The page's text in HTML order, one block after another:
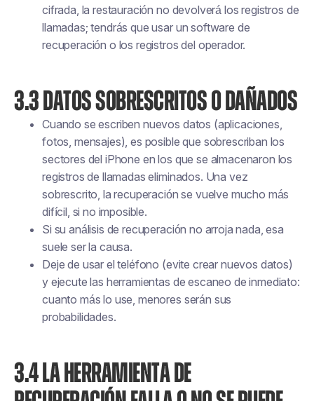
cifrada, la restauración no devolverá los registros de
llamadas; tendrás que usar un software de
recuperación o los registros del operador.
3.3 DATOS SOBRESCRITOS O DAÑADOS
Cuando se escriben nuevos datos (aplicaciones,
fotos, mensajes), es posible que sobrescriban los
sectores del iPhone en los que se almacenaron los
registros de llamadas eliminados. Una vez
sobrescrito, la recuperación se vuelve mucho más
difícil, si no imposible.
Si su análisis de recuperación no arroja nada, esa
suele ser la causa.
Deje de usar el teléfono (evite crear nuevos datos)
y ejecute las herramientas de escaneo de inmediato:
cuanto más lo use, menores serán sus
probabilidades.
3.4 LA HERRAMIENTA DE